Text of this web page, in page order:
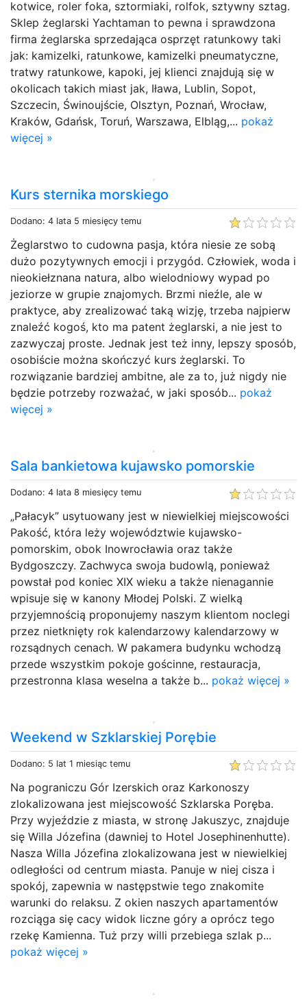
kotwice, roler foka, sztormiaki, rolfok, sztywny sztag.
Sklep żeglarski Yachtaman to pewna i sprawdzona
firma żeglarska sprzedająca osprzęt ratunkowy taki
jak: kamizelki, ratunkowe, kamizelki pneumatyczne,
tratwy ratunkowe, kapoki, jej klienci znajdują się w
okolicach takich miast jak, Iława, Lublin, Sopot,
Szczecin, Świnoujście, Olsztyn, Poznań, Wrocław,
Kraków, Gdańsk, Toruń, Warszawa, Elbląg,... pokaż
więcej »
Kurs sternika morskiego
Dodano: 4 lata 5 miesięcy temu
Żeglarstwo to cudowna pasja, która niesie ze sobą
dużo pozytywnych emocji i przygód. Człowiek, woda i
nieokiełznana natura, albo wielodniowy wypad po
jeziorze w grupie znajomych. Brzmi nieźle, ale w
praktyce, aby zrealizować taką wizję, trzeba najpierw
znaleźć kogoś, kto ma patent żeglarski, a nie jest to
zazwyczaj proste. Jednak jest też inny, lepszy sposób,
osobiście można skończyć kurs żeglarski. To
rozwiązanie bardziej ambitne, ale za to, już nigdy nie
będzie potrzeby rozważać, w jaki sposób... pokaż
więcej »
Sala bankietowa kujawsko pomorskie
Dodano: 4 lata 8 miesięcy temu
„Pałacyk” usytuowany jest w niewielkiej miejscowości
Pakość, która leży województwie kujawsko-
pomorskim, obok Inowrocławia oraz także
Bydgoszczy. Zachwyca swoja budowlą, ponieważ
powstał pod koniec XIX wieku a także nienagannie
wpisuje się w kanony Młodej Polski. Z wielką
przyjemnością proponujemy naszym klientom noclegi
przez nietknięty rok kalendarzowy kalendarzowy w
rozsądnych cenach. W pakamera budynku wchodzą
przede wszystkim pokoje gościnne, restauracja,
przestronna klasa weselna a także b... pokaż więcej »
Weekend w Szklarskiej Porębie
Dodano: 5 lat 1 miesiąc temu
Na pograniczu Gór Izerskich oraz Karkonoszy
zlokalizowana jest miejscowość Szklarska Poręba.
Przy wyjeździe z miasta, w stronę Jakuszyc, znajduje
się Willa Józefina (dawniej to Hotel Josephinenhutte).
Nasza Willa Józefina zlokalizowana jest w niewielkiej
odległości od centrum miasta. Panuje w niej cisza i
spokój, zapewnia w następstwie tego znakomite
warunki do relaksu. Z okien naszych apartamentów
rozciąga się cacy widok liczne góry a oprócz tego
rzekę Kamienna. Tuż przy willi przebiega szlak p...
pokaż więcej »